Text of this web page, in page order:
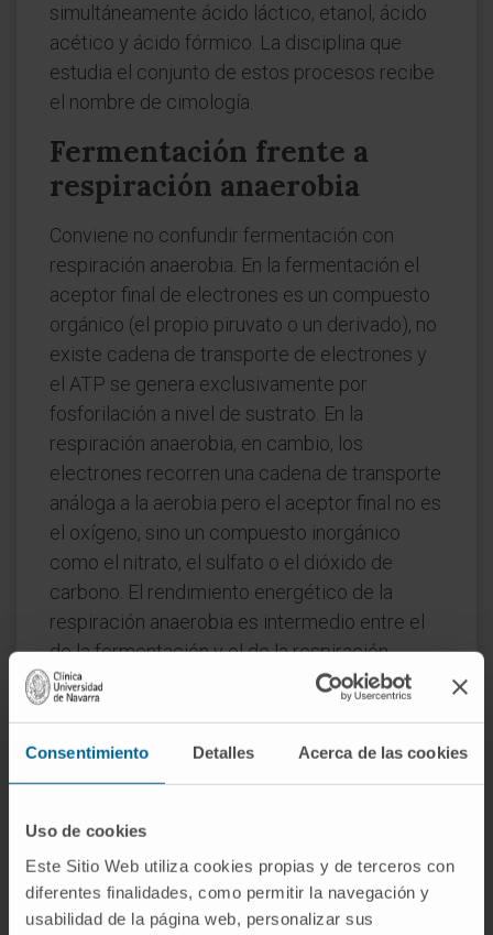
Consentimiento Detalles Acerca de las cookies
Uso de cookies
Este Sitio Web utiliza cookies propias y de terceros con
diferentes finalidades, como permitir la navegación y
usabilidad de la página web, personalizar sus
simultáneamente ácido láctico, etanol, ácido
acético y ácido fórmico. La disciplina que
estudia el conjunto de estos procesos recibe
el nombre de cimología.
Fermentación frente a
respiración anaerobia
Conviene no confundir fermentación con
respiración anaerobia. En la fermentación el
aceptor final de electrones es un compuesto
orgánico (el propio piruvato o un derivado), no
existe cadena de transporte de electrones y
el ATP se genera exclusivamente por
fosforilación a nivel de sustrato. En la
respiración anaerobia, en cambio, los
electrones recorren una cadena de transporte
análoga a la aerobia pero el aceptor final no es
el oxígeno, sino un compuesto inorgánico
como el nitrato, el sulfato o el dióxido de
carbono. El rendimiento energético de la
respiración anaerobia es intermedio entre el
de la fermentación y el de la respiración
aerobia.
Preguntas frecuentes
¿De dónde viene la palabra
provoca la fermentación), formado sobre
fervēre (hervir) y el sufijo-mentum